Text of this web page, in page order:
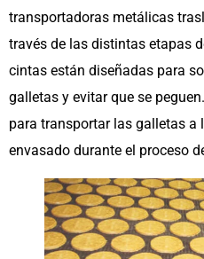
transportadoras metálicas
través de las distintas etapas
cintas están diseñadas para
galletas y evitar que se
para transportar las galletas a
envasado durante el proceso